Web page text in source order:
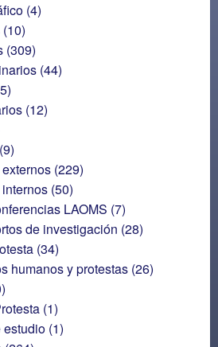
(4)
(10)
(309)
(44)
(12)
(9)
(229)
(50)
LAOMS (7)
de investigación (28)
(34)
humanos y protestas (26)
(1)
estudio (1)